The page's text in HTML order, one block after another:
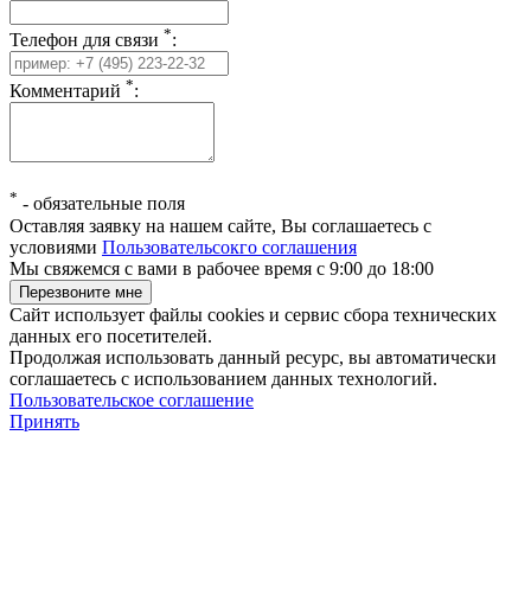
Телефон для связи *:
Комментарий *:
* - обязательные поля
Оставляя заявку на нашем сайте, Вы соглашаетесь с
условиями Пользовательсокго соглашения
Мы свяжемся с вами в рабочее время с 9:00 до 18:00
Сайт использует файлы cookies и сервис сбора технических
данных его посетителей.
Продолжая использовать данный ресурс, вы автоматически
соглашаетесь с использованием данных технологий.
Пользовательское соглашение
Принять